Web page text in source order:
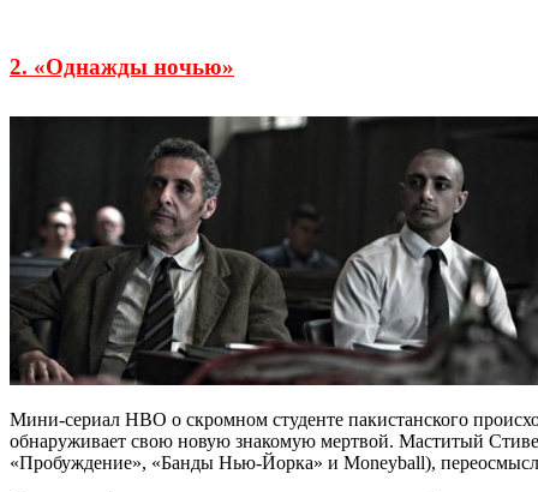
2. «Однажды ночью»
Мини-сериал HBO о скромном студенте пакистанского
обнаруживает свою новую знакомую мертвой. Маститый
«Пробуждение», «Банды Нью-Йорка» и Moneyball),